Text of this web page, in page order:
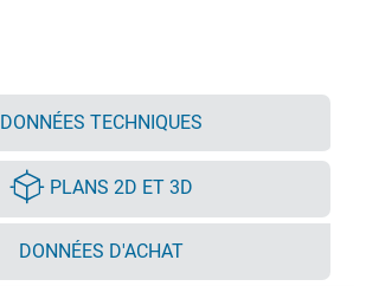
DONNÉES TECHNIQUES
PLANS 2D ET 3D
DONNÉES D'ACHAT